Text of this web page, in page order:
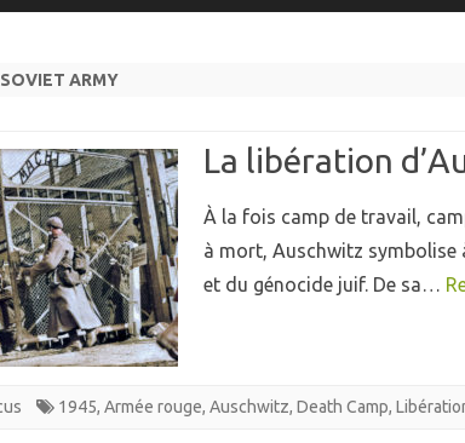
SOVIET ARMY
La libération
À la fois camp de travail,
à mort, Auschwitz symbolise
et du génocide juif. De sa…
1945, Armée rouge, Auschwitz, Death Camp,